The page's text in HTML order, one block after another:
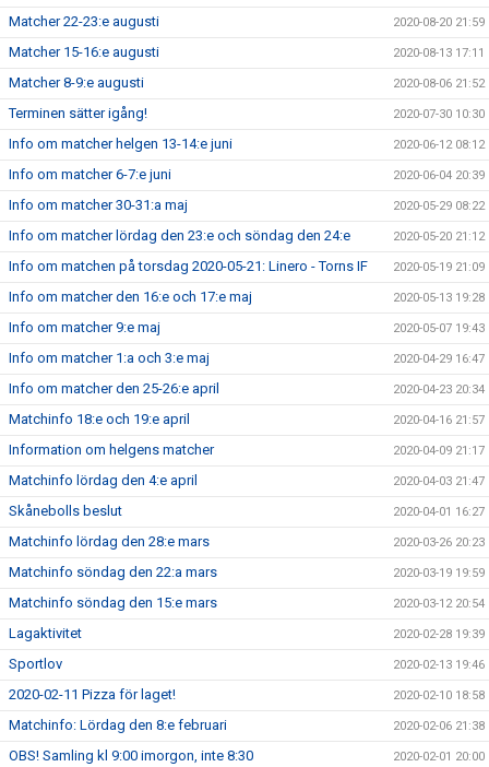
Matcher 22-23:e augusti 2020-08-20 21:59
Matcher 15-16:e augusti 2020-08-13 17:11
Matcher 8-9:e augusti 2020-08-06 21:52
Terminen sätter igång! 2020-07-30 10:30
Info om matcher helgen 13-14:e juni 2020-06-12 08:12
Info om matcher 6-7:e juni 2020-06-04 20:39
Info om matcher 30-31:a maj 2020-05-29 08:22
Info om matcher lördag den 23:e och söndag den 24:e 2020-05-20 21:12
Info om matchen på torsdag 2020-05-21: Linero - Torns IF 2020-05-19 21:09
Info om matcher den 16:e och 17:e maj 2020-05-13 19:28
Info om matcher 9:e maj 2020-05-07 19:43
Info om matcher 1:a och 3:e maj 2020-04-29 16:47
Info om matcher den 25-26:e april 2020-04-23 20:34
Matchinfo 18:e och 19:e april 2020-04-16 21:57
Information om helgens matcher 2020-04-09 21:17
Matchinfo lördag den 4:e april 2020-04-03 21:47
Skånebolls beslut 2020-04-01 16:27
Matchinfo lördag den 28:e mars 2020-03-26 20:23
Matchinfo söndag den 22:a mars 2020-03-19 19:59
Matchinfo söndag den 15:e mars 2020-03-12 20:54
Lagaktivitet 2020-02-28 19:39
Sportlov 2020-02-13 19:46
2020-02-11 Pizza för laget! 2020-02-10 18:58
Matchinfo: Lördag den 8:e februari 2020-02-06 21:38
OBS! Samling kl 9:00 imorgon, inte 8:30 2020-02-01 20:00